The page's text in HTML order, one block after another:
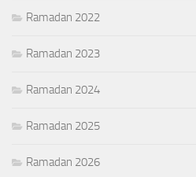
Ramadan 2022
Ramadan 2023
Ramadan 2024
Ramadan 2025
Ramadan 2026